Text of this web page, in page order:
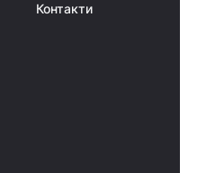
Контакти